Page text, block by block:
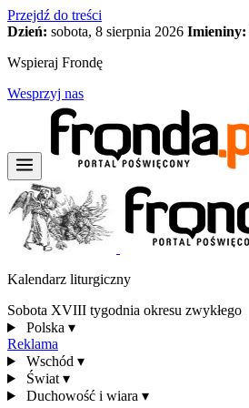
Przejdź do treści
Dzień: sobota, 8 sierpnia 2026 Imieniny:
Wspieraj Frondę
Wesprzyj nas
Kalendarz liturgiczny
Sobota XVIII tygodnia okresu zwykłego
Polska ▾
Reklama
Wschód ▾
Świat ▾
Duchowość i wiara ▾